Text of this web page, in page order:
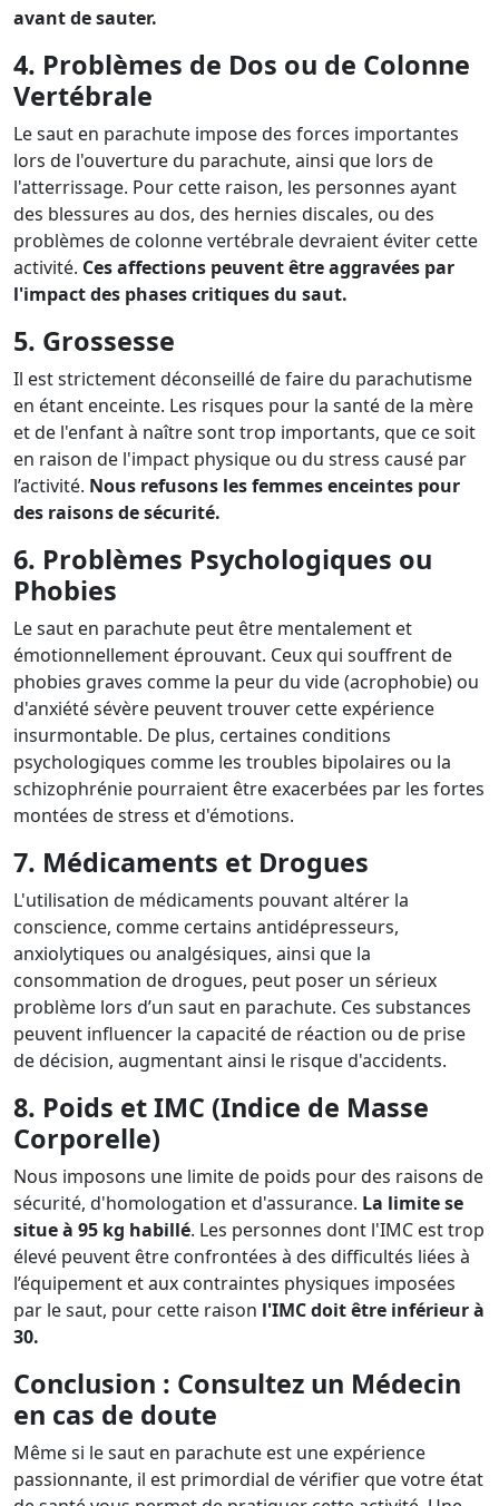
avant de sauter.
4. Problèmes de Dos ou de Colonne
Vertébrale
Le saut en parachute impose des forces importantes
lors de l'ouverture du parachute, ainsi que lors de
l'atterrissage. Pour cette raison, les personnes ayant
des blessures au dos, des hernies discales, ou des
problèmes de colonne vertébrale devraient éviter cette
activité. Ces affections peuvent être aggravées par
l'impact des phases critiques du saut.
5. Grossesse
Il est strictement déconseillé de faire du parachutisme
en étant enceinte. Les risques pour la santé de la mère
et de l'enfant à naître sont trop importants, que ce soit
en raison de l'impact physique ou du stress causé par
l’activité. Nous refusons les femmes enceintes pour
des raisons de sécurité.
6. Problèmes Psychologiques ou
Phobies
Le saut en parachute peut être mentalement et
émotionnellement éprouvant. Ceux qui souffrent de
phobies graves comme la peur du vide (acrophobie) ou
d'anxiété sévère peuvent trouver cette expérience
insurmontable. De plus, certaines conditions
psychologiques comme les troubles bipolaires ou la
schizophrénie pourraient être exacerbées par les fortes
montées de stress et d'émotions.
7. Médicaments et Drogues
L'utilisation de médicaments pouvant altérer la
conscience, comme certains antidépresseurs,
anxiolytiques ou analgésiques, ainsi que la
consommation de drogues, peut poser un sérieux
problème lors d’un saut en parachute. Ces substances
peuvent influencer la capacité de réaction ou de prise
de décision, augmentant ainsi le risque d'accidents.
8. Poids et IMC (Indice de Masse
Corporelle)
Nous imposons une limite de poids pour des raisons de
sécurité, d'homologation et d'assurance. La limite se
situe à 95 kg habillé. Les personnes dont l'IMC est trop
élevé peuvent être confrontées à des difficultés liées à
l’équipement et aux contraintes physiques imposées
par le saut, pour cette raison l'IMC doit être inférieur à
30.
Conclusion : Consultez un Médecin
en cas de doute
Même si le saut en parachute est une expérience
passionnante, il est primordial de vérifier que votre état